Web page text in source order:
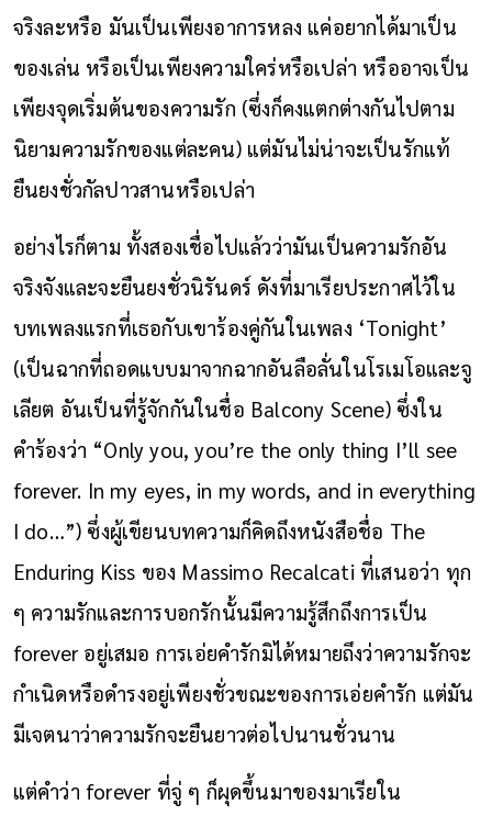
จริงละหรือ มันเป็นเพียงอาการหลง แค่อยากได้มาเป็น
ของเล่น หรือเป็นเพียงความใคร่หรือเปล่า หรืออาจเป็น
เพียงจุดเริ่มต้นของความรัก (ซึ่งก็คงแตกต่างกันไปตาม
นิยามความรักของแต่ละคน) แต่มันไม่น่าจะเป็นรักแท้
ยืนยงชั่วกัลปาวสานหรือเปล่า
อย่างไรก็ตาม ทั้งสองเชื่อไปแล้วว่ามันเป็นความรักอัน
จริงจังและจะยืนยงชั่วนิรันดร์ ดังที่มาเรียประกาศไว้ใน
บทเพลงแรกที่เธอกับเขาร้องคู่กันในเพลง ‘Tonight’
(เป็นฉากที่ถอดแบบมาจากฉากอันลือลั่นในโรเมโอและจู
เลียต อันเป็นที่รู้จักกันในชื่อ Balcony Scene) ซึ่งใน
คำร้องว่า “Only you, you’re the only thing I’ll see
forever. In my eyes, in my words, and in everything
I do…”) ซึ่งผู้เขียนบทความก็คิดถึงหนังสือชื่อ The
Enduring Kiss ของ Massimo Recalcati ที่เสนอว่า ทุก
ๆ ความรักและการบอกรักนั้นมีความรู้สึกถึงการเป็น
forever อยู่เสมอ การเอ่ยคำรักมิได้หมายถึงว่าความรักจะ
กำเนิดหรือดำรงอยู่เพียงชั่วขณะของการเอ่ยคำรัก แต่มัน
มีเจตนาว่าความรักจะยืนยาวต่อไปนานชั่วนาน
แต่คำว่า forever ที่จู่ ๆ ก็ผุดขึ้นมาของมาเรียใน